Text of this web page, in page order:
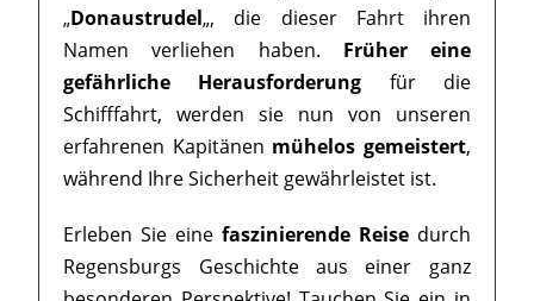
„Donaustrudel„, die dieser Fahrt ihren
Namen verliehen haben. Früher eine
gefährliche Herausforderung für die
Schifffahrt, werden sie nun von unseren
erfahrenen Kapitänen mühelos gemeistert,
während Ihre Sicherheit gewährleistet ist.
Erleben Sie eine faszinierende Reisedurch
Regensburgs Geschichte aus einer ganz